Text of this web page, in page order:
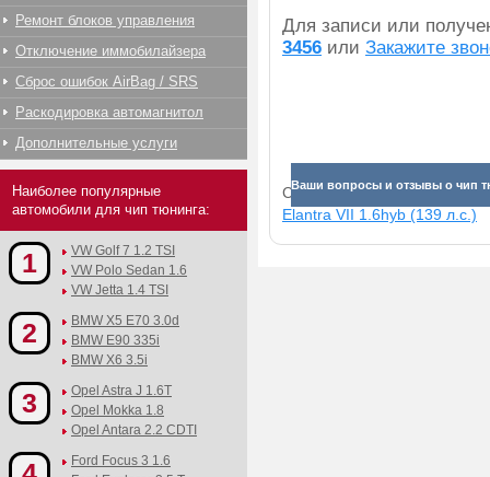
Для записи или
3456 или Закажите
Ваши вопросы и отзывы о чип
Смотрите прибавки для
Elantra VII 1.6hyb (139 л.с.)
Ремонт блоков управления
Отключение иммобилайзера
Сброс ошибок AirBag / SRS
Раскодировка автомагнитол
Дополнительные услуги
Наиболее популярные
автомобили для чип тюнинга:
1
VW Golf 7 1.2 TSI
VW Polo Sedan 1.6
VW Jetta 1.4 TSI
2
BMW X5 E70 3.0d
BMW E90 335i
BMW X6 3.5i
3
Opel Astra J 1.6T
Opel Mokka 1.8
Opel Antara 2.2 CDTI
Ford Focus 3 1.6